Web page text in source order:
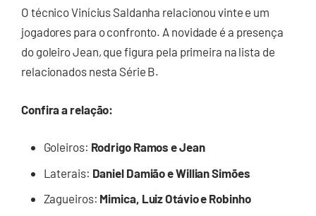
O técnico Vinícius Saldanha relacionou vinte e um
jogadores para o confronto. A novidade é a presença
do goleiro Jean, que figura pela primeira na lista de
relacionados nesta Série B.
Confira a relação:
Goleiros: Rodrigo Ramos e Jean
Laterais: Daniel Damião e Willian Simões
Zagueiros: Mimica, Luiz Otávio e Robinho